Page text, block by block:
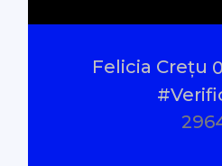
Documentare
Felicia Crețu